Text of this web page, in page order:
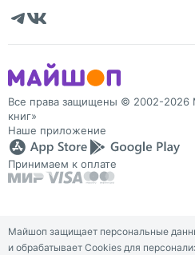
Все права защищены © 2002-2026
книг»
Наше приложение
Принимаем к оплате
Майшоп защищает персональные
и обрабатывает Cookies для